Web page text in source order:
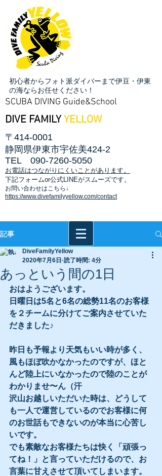
初心者からフォト派ダイバーまで伊豆・伊東
の海ならお任せください！
SCUBA DIVING Guide&School
DIVE FAMILY YELLOW
〒414-0001
静岡県伊東市宇佐美424-2
TEL 090-7260-5050
お電話はつながりにくいことがあります。
​下記フォームor公式LINEがスムーズです。
お問い合わせはこちら↓
https://www.divefamilyyellow.com/contact
記事
あっという間の1日
DiveFamilyYellow
2020年7月6日 読了時間: 4分
おはようございます。
日曜日は5名と6名の総勢11名のお客様
を２チームに分けてご案内させていた
だきました♪
昨日も予報より天気もいい時が多く、
風もほぼ吹かなかったのですが、ほと
んど陸上にいなかったので陸のことが
わかりませ〜ん（汗
沢山お越しいただいた時は、どうして
も一人で運営しているのでお客様に何
のお世話もできないのが本当に心苦し
いです。
でも素敵なお客様たちは快く「頑張っ
てね！」と言っていただけるので、お
言葉に甘えさせて頂いてしまいます。